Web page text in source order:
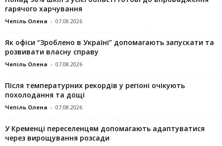
гарячого харчування
Чепіль Олена - 07.08.2026
Як офіси “Зроблено в Україні” допомагають запускaти та
розвивати власну справу
Чепіль Олена - 07.08.2026
Після температурних рекордів у регіоні очікують
похолодання та дощі
Чепіль Олена - 07.08.2026
У Кременці переселенцям допомагають адаптуватися
через вирощування розсади